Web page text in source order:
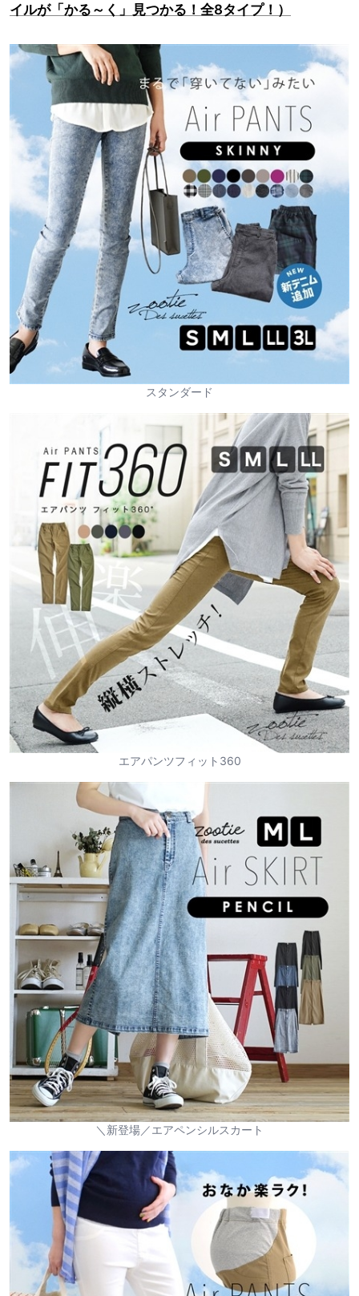
イルが「かる～く」見つかる！全8タイプ！）
スタンダード
エアパンツフィット360
＼新登場／エアペンシルスカート